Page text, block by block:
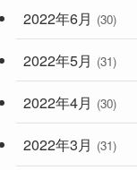
2022年6月 (30)
2022年5月 (31)
2022年4月 (30)
2022年3月 (31)